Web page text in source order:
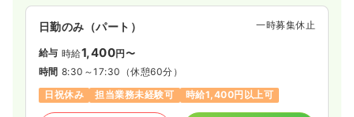
透析正・准看護師 一般＋療養
日勤のみ（常勤）
給与 21.9〜26.7万円/月 賞与4.5ヶ月
日勤のみ（パート） 一時募集休止
給与 時給1,400円〜
時間 8:30～17:30 （休憩60分）
日祝休み
担当業務未経験可 時給1,400円以上可